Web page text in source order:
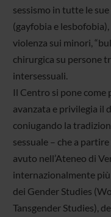
sessismo in tutte le
(gayfobia e
violenza sui minori,
chirurgica su persone
intersessuali.
Il Centro si pone
avanzata e privilegia il
coniugando la
sessuale – che a
avuto nell’Ateneo di
internazionalmente
dei Gender Studies
Tansgender Studies),